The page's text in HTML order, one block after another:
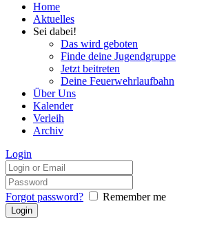
Home
Aktuelles
Sei dabei!
Das wird geboten
Finde deine Jugendgruppe
Jetzt beitreten
Deine Feuerwehrlaufbahn
Über Uns
Kalender
Verleih
Archiv
Login
Forgot password? Remember me